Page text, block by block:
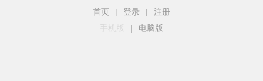
首页 | 登录 |
注册
手机版
| 电脑版